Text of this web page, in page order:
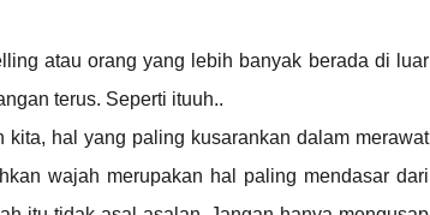
atau orang yang lebih banyak berada di luar
terus. Seperti ituuh..
hal yang paling kusarankan dalam merawat
wajah merupakan hal paling mendasar dari